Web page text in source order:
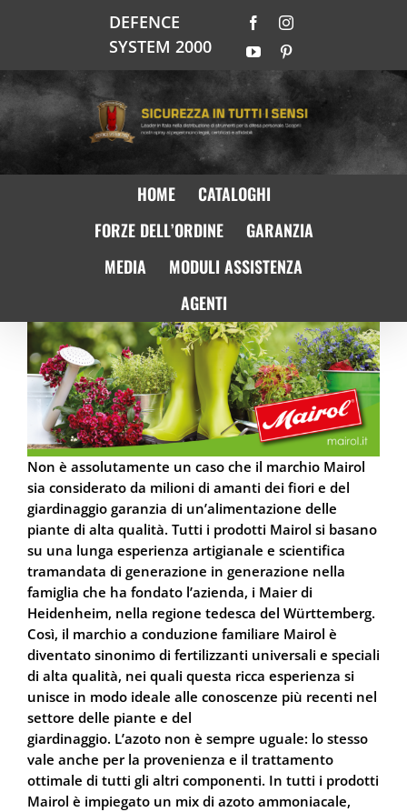
DEFENCE
SYSTEM 2000
FacebookInstagram
YouTubePinterest
HOME
CATALOGHI
FORZE DELL’ORDINE
GARANZIA
MEDIA
MODULI ASSISTENZA
AGENTI
Non è assolutamente un caso che il marchio Mairol
sia considerato da milioni di amanti dei fiori e del
giardinaggio garanzia di un’alimentazione delle
piante di alta qualità. Tutti i prodotti Mairol si basano
su una lunga esperienza artigianale e scientifica
tramandata di generazione in generazione nella
famiglia che ha fondato l’azienda, i Maier di
Heidenheim, nella regione tedesca del Württemberg.
Così, il marchio a conduzione familiare Mairol è
diventato sinonimo di fertilizzanti universali e speciali
di alta qualità, nei quali questa ricca esperienza si
unisce in modo ideale alle conoscenze più recenti nel
settore delle piante e del
giardinaggio. L’azoto non è sempre uguale: lo stesso
vale anche per la provenienza e il trattamento
ottimale di tutti gli altri componenti. In tutti i prodotti
Mairol è impiegato un mix di azoto ammoniacale,